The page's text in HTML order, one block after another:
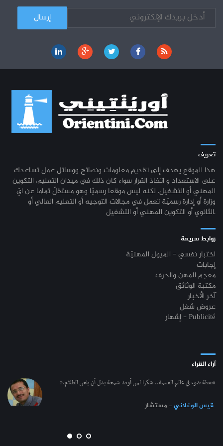
تعريف
هذا الموقع يهدف إلى تقديم معلومات ونصائح ووسائل عمل تساعدك
على الاستعداد و اتخاذ القرار سواء كان ذلك في ميدان التعليم، التكوين
المهني أو التشغيل. لكنه ليس موقعا رسميّا وهو مستقلّ تماما عن ايّ
وزارة أو إدارة رسميّة تعمل في مجالات التوجيه أو التعليم العالي أو
الثانوي أو التكوين المهني أو التشغيل.
روابط سريعة
اختبار نفسي - الميول المهنيّة
إجابات
معجم المهن والحرف
مكتبة الوثائق
آخر الأخبار
عروض شغل
إشهار - Publicité
آراء القراء
“نقطة ضوء في عالم العتمة.. شكرا لمن أوقد شمعة بدل أن يلعن الظلام.”
قيس الوغلاني- مستشار